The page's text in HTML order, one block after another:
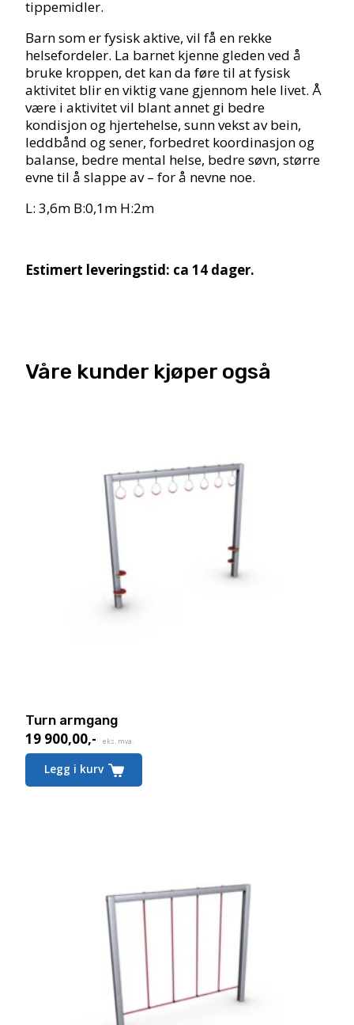
tippemidler.
Barn som er fysisk aktive, vil få en rekke
helsefordeler. La barnet kjenne gleden ved å
bruke kroppen, det kan da føre til at fysisk
aktivitet blir en viktig vane gjennom hele livet. Å
være i aktivitet vil blant annet gi bedre
kondisjon og hjertehelse, sunn vekst av bein,
leddbånd og sener, forbedret koordinasjon og
balanse, bedre mental helse, bedre søvn, større
evne til å slappe av – for å nevne noe.
L: 3,6m B:0,1m H:2m
Estimert leveringstid: ca 14 dager.
Våre kunder kjøper også
Turn armgang
19 900,00,- eks. mva.
Legg i kurv